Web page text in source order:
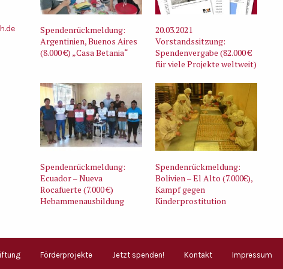
Spendenrückmeldung:
Argentinien, Buenos Aires
20.03.2021
Vorstandssitzung:
Spendenvergabe (82.000 €
Spendenrückmeldung:
Ecuador – Nueva
Rocafuerte (7.000 €)
Spendenrückmeldung:
Bolivien – El Alto (7.000€),
Kampf gegen